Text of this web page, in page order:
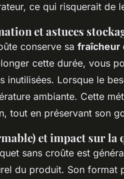
ce qui risquerait de
et astuces
conserve sa fraîcheur
cette durée, vous
inutilisées. Lorsque le
ambiante. Cette
tout en préservant son
et impact sur la
sans croûte est
du produit. Son format